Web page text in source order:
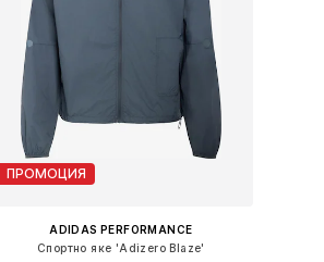
ПРОМОЦИЯ
ADIDAS PERFORMANCE
Спортно яке 'Adizero Blaze'